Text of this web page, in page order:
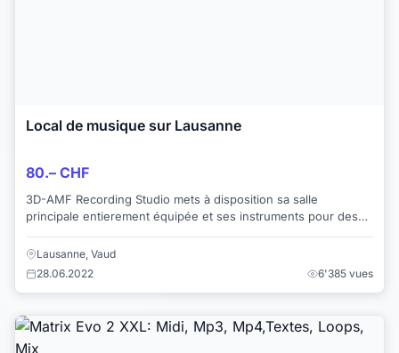
Local de musique sur Lausanne
80.– CHF
3D-AMF Recording Studio mets à disposition sa salle
principale entierement équipée et ses instruments pour des
répétitions tous les soirs 7/7 de19h à ...
Lausanne, Vaud
28.06.2022
6'385 vues